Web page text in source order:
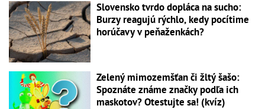
Slovensko tvrdo dopláca na sucho:
Burzy reagujú rýchlo, kedy pocítime
horúčavy v peňaženkách?
Zelený mimozemšťan či žltý šašo:
Spoznáte známe značky podľa ich
maskotov? Otestujte sa! (kvíz)